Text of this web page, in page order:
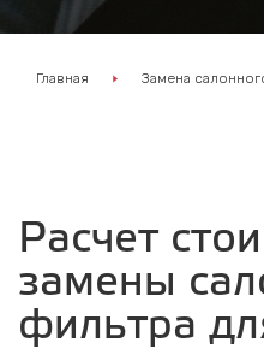
Главная Замена
Расчет
замены
фильтра